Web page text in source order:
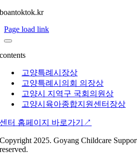
Skip
content
boantoktok.kr
Page load link
contents
고양특례시장상
고양특례시의회 의장상
고양시 지역구 국회의원상
고양시육아종합지원센터장상
센터 홈페이지 바로가기↗︎
Copyright 2025. Goyang Childcare
reserved.